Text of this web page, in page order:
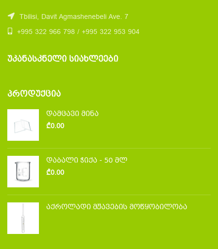
Tbilisi, Davit Agmashenebeli Ave. 7
+995 322 966 798 / +995 322 953 904
ᲣᲙᲐᲜᲐᲡᲙᲜᲔᲚᲘ ᲡᲘᲐᲮᲚᲔᲔᲑᲘ
ᲞᲠᲝᲓᲣᲥᲪᲘᲐ
დამცავი მინა
₾0.00
დაბალი ჭიქა - 50 მლ
₾0.00
აქროლადი მჟავების მოწყობილობა